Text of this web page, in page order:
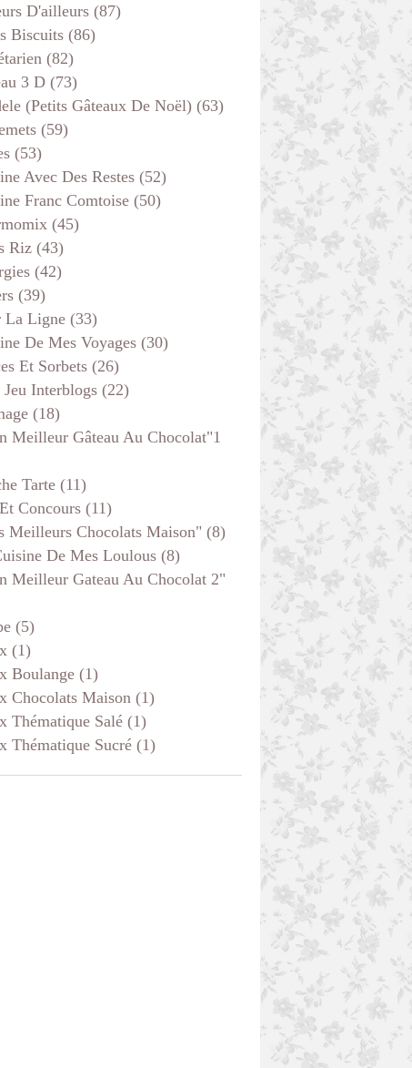
D'ailleurs (87)
Biscuits (86)
(82)
3 D (73)
(petits Gâteaux De Noël) (63)
(59)
(53)
Avec Des Restes (52)
Franc Comtoise (50)
(45)
Riz (43)
(42)
(39)
La Ligne (33)
De Mes Voyages (30)
Et Sorbets (26)
Jeu Interblogs (22)
(18)
Meilleur Gâteau Au Chocolat"1
Tarte (11)
Concours (11)
Meilleurs Chocolats Maison" (8)
De Mes Loulous (8)
Meilleur Gateau Au Chocolat 2"
(5)
(1)
Boulange (1)
Chocolats Maison (1)
Thématique Salé (1)
Thématique Sucré (1)